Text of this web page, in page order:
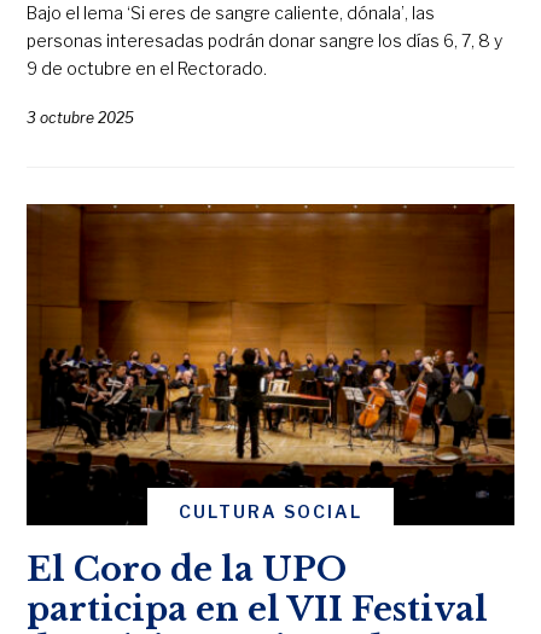
Bajo el lema ‘Si eres de sangre caliente, dónala’, las
personas interesadas podrán donar sangre los días 6, 7, 8 y
9 de octubre en el Rectorado.
3 octubre 2025
CULTURA SOCIAL
El Coro de la UPO
participa en el VII Festival